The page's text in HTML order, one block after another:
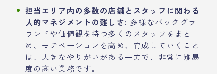
担当エリア内の多数の店舗とスタッフに関わる
人的マネジメントの難しさ: 多様なバックグラ
ウンドや価値観を持つ多くのスタッフをまと
め、モチベーションを高め、育成していくこと
は、大きなやりがいがある一方で、非常に難易
度の高い業務です。